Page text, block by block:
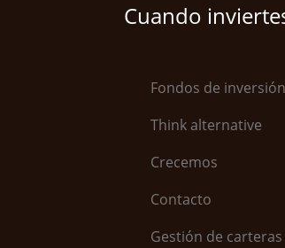
Cuando
Fondos de inversión
Think alternative
Crecemos
Contacto
Gestión de carteras